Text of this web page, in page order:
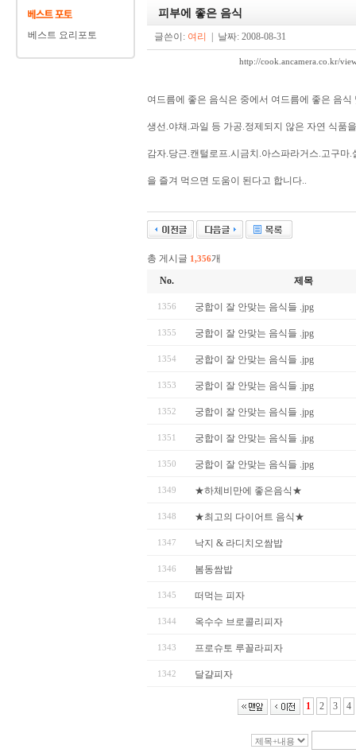
베스트 요리포토
피부에 좋은 음식
글쓴이: 여리 | 날짜: 2008-08-31
http://cook.ancamera.co.kr/
여드름에 좋은 음식은 중에서 여드름에 좋은 음
생선.야채.과일 등 가공.정제되지 않은 자연 식품
감자.당근.캔털로프.시금치.아스파라거스.고구
을 즐겨 먹으면 도움이 된다고 합니다..
총 게시글 1,356개
No.
제목
1356 궁합이 잘 안맞는 음식들 .jpg
1355 궁합이 잘 안맞는 음식들 .jpg
1354 궁합이 잘 안맞는 음식들 .jpg
1353 궁합이 잘 안맞는 음식들 .jpg
1352 궁합이 잘 안맞는 음식들 .jpg
1351 궁합이 잘 안맞는 음식들 .jpg
1350 궁합이 잘 안맞는 음식들 .jpg
1349 ★하체비만에 좋은음식★
1348 ★최고의 다이어트 음식★
1347 낙지 & 라디치오쌈밥
1346 봄동쌈밥
1345 떠먹는 피자
1344 옥수수 브로콜리피자
1343 프로슈토 루꼴라피자
1342 달걀피자
1 2 3 4